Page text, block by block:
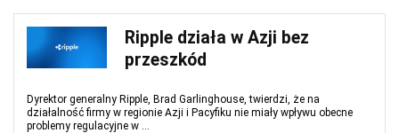
Ripple działa w Azji bez
przeszkód
Dyrektor generalny Ripple, Brad Garlinghouse, twierdzi, że na
działalność firmy w regionie Azji i Pacyfiku nie miały wpływu obecne
problemy regulacyjne w ...